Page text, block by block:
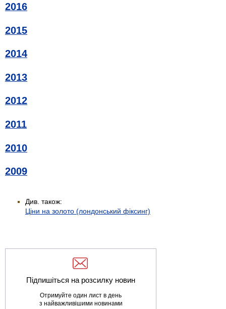
2016
2015
2014
2013
2012
2011
2010
2009
Див. також:
Ціни на золото (лондонський фіксинг)
Підпишіться на розсилку новин
Отримуйте один лист в день
з найважливішими новинами